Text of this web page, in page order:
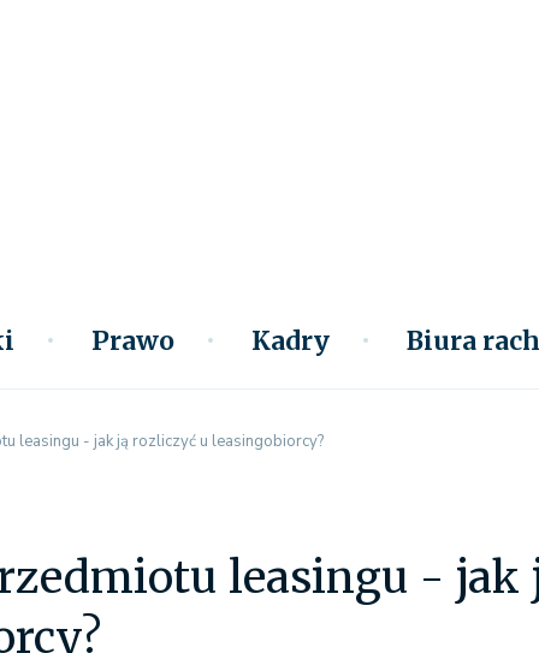
Prawo Kadry Biura
leasingu - jak ją rozliczyć u leasingobiorcy?
leasingu - jak